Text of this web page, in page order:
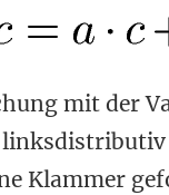
mit der
Klammer